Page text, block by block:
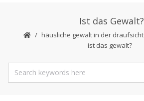
Ist das Gewalt?
häusliche gewalt in der draufsicht
ist das gewalt?